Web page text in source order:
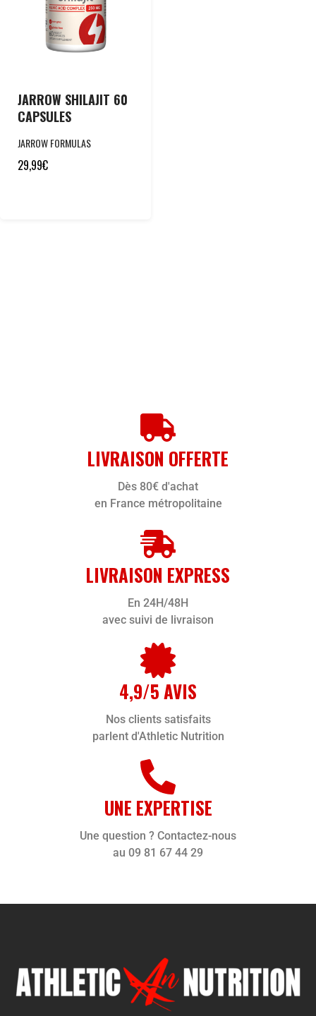
JARROW SHILAJIT 60
CAPSULES
JARROW FORMULAS
29,99€
LIVRAISON OFFERTE
Dès 80€ d'achat
en France métropolitaine
LIVRAISON EXPRESS
En 24H/48H
avec suivi de livraison
4,9/5 AVIS
Nos clients satisfaits
parlent d'Athletic Nutrition
UNE EXPERTISE
Une question ? Contactez-nous
au 09 81 67 44 29